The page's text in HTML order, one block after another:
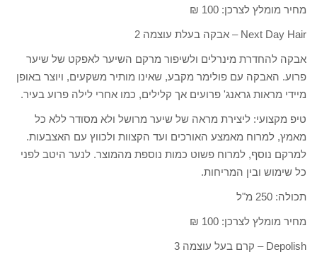
מחיר מומלץ לצרכן: 100 ₪
Next Day Hair – אבקה בעלת עוצמה 2
אבקה להחדרת מינרלים ולשיפור מרקם השיער לאפקט של שיער
פרוע. האבקה עם פולימר מקבע, שאינו מותיר משקעים, ויוצר באופן
מיידי מראות גראנג' פרועים אך קלילים, כמו אחרי לילה פרוע בעיר.
טיפ מקצועי: ליצירת מראה של שיער מרושל ולא מסודר ללא כל
מאמץ, למרוח מאמצע האורכים ועד הקצוות ולכווץ עם האצבעות.
למרקם נוסף, למרוח פשוט כמות נוספת מהמוצר. לנער היטב לפני
כל שימוש ובין המריחות.
תכולה: 250 מ"ל
מחיר מומלץ לצרכן: 100 ₪
Depolish – קרם בעל עוצמה 3